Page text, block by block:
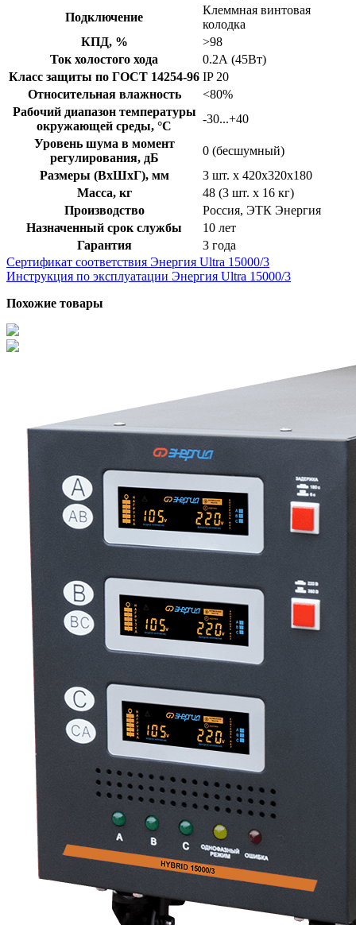
Подключение
Клеммная винтовая
колодка
КПД, %
>98
Ток холостого хода
0.2А (45Вт)
Класс защиты по ГОСТ 14254-96 IP 20
Относительная влажность
<80%
Рабочий диапазон температуры
окружающей среды, °С
-30...+40
Уровень шума в момент
регулирования, дБ
0 (бесшумный)
Размеры (ВхШхГ), мм
3 шт. х 420х320х180
Масса, кг
48 (3 шт. х 16 кг)
Производство
Россия, ЭТК Энергия
Назначенный срок службы
10 лет
Гарантия
3 года
Сертификат соответствия Энергия Ultra 15000/3
Инструкция по эксплуатации Энергия Ultra 15000/3
Похожие товары